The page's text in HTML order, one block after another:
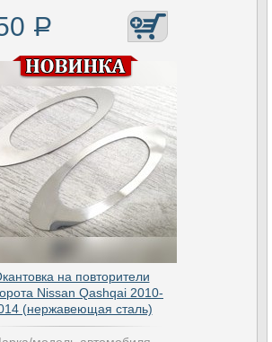
Р
на повторители
Nissan Qashqai 2010-
(нержавеющая сталь)